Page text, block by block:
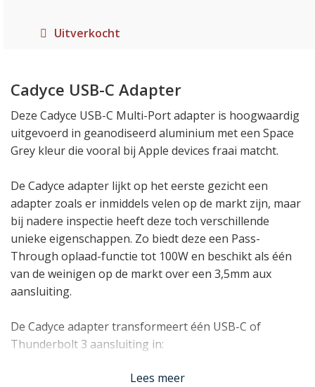
Uitverkocht
Cadyce USB-C Adapter
Deze Cadyce USB-C Multi-Port adapter is hoogwaardig
uitgevoerd in geanodiseerd aluminium met een Space
Grey kleur die vooral bij Apple devices fraai matcht.
De Cadyce adapter lijkt op het eerste gezicht een
adapter zoals er inmiddels velen op de markt zijn, maar
bij nadere inspectie heeft deze toch verschillende
unieke eigenschappen. Zo biedt deze een Pass-
Through oplaad-functie tot 100W en beschikt als één
van de weinigen op de markt over een 3,5mm aux
aansluiting.
De Cadyce adapter transformeert één USB-C of
Thunderbolt 3 aansluiting in:
1 x USB-C PD Pass-through(Max. 100W)
Lees meer